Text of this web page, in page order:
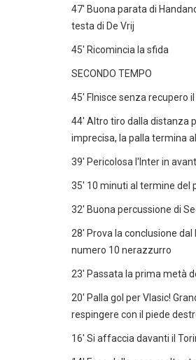
47' Buona parata di
testa di De Vrij
45' Ricomincia la sfida
SECONDO TEMPO
45' FInisce senza recupero
44' Altro tiro dalla distanza
imprecisa, la palla termina
39' Pericolosa l'Inter in
35' 10 minuti al termine del
32' Buona percussione di
28' Prova la conclusione
numero 10 nerazzurro
23' Passata la prima metà
20' Palla gol per Vlasic!
respingere con il piede
16' Si affaccia davanti il